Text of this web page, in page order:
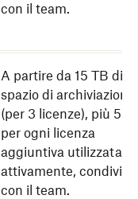
con il team.
A partire da 15 TB di
spazio di archiviazione
(per 3 licenze), più 5
per ogni licenza
aggiuntiva utilizzata
attivamente, condiviso
con il team.